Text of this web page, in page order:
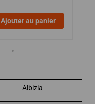
Ajouter au panier
Albizia